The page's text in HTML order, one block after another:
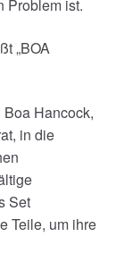
Problem ist.
„BOA
Hancock,
in die
Set
Teile, um ihre